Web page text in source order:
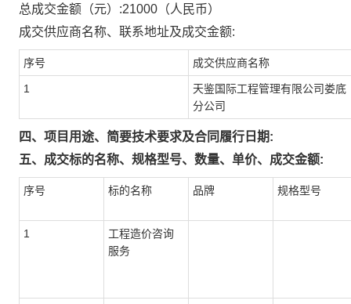
总成交金额（元）:21000 （人民币）
成交供应商名称、联系地址及成交金额:
序号 成交供应商名称
1
天鉴国际工程管理有限公司娄底
分公司
四、项目用途、简要技术要求及合同履行日期:
五、成交标的名称、规格型号、数量、单价、成交金额:
序号 标的名称 品牌 规格型号
1
工程造价咨询
服务